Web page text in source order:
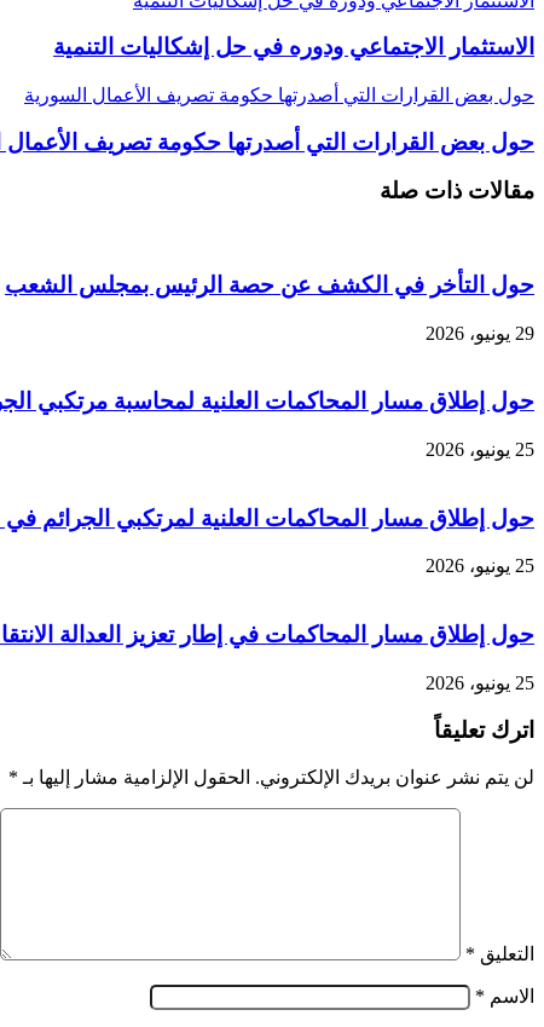
الاستثمار الاجتماعي ودوره في حل إشكاليات التنمية
حول بعض القرارات التي أصدرتها حكومة تصريف الأعمال السورية
حول بعض القرارات التي أصدرتها حكومة تصريف الأعمال
مقالات ذات صلة
حول التأخر في الكشف عن حصة الرئيس بمجلس الشعب
29 يونيو، 2026
حول إطلاق مسار المحاكمات العلنية لمحاسبة مرتكبي
25 يونيو، 2026
حول إطلاق مسار المحاكمات العلنية لمرتكبي الجرائم في
25 يونيو، 2026
حول إطلاق مسار المحاكمات في إطار تعزيز العدالة
25 يونيو، 2026
اترك تعليقاً
لن يتم نشر عنوان بريدك الإلكتروني. الحقول الإلزامية مشار إليها بـ *
التعليق *
الاسم *